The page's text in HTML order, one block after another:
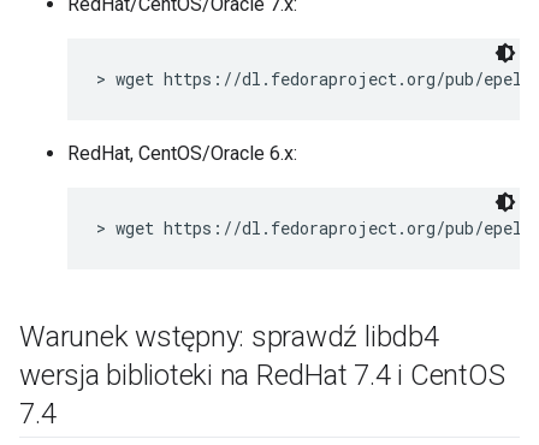
> wget https://dl.fedoraproject.org/pub/epel/
RedHat, CentOS/Oracle 6.x:
> wget https://dl.fedoraproject.org/pub/epel/
Warunek wstępny: sprawdź libdb4
wersja biblioteki na RedHat 7.4 i CentOS
7.4